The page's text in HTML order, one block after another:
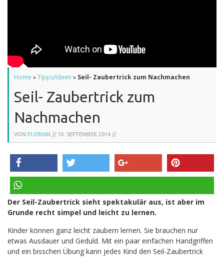
Home »Tipps/Ideen » Seil- Zaubertrick zum Nachmachen
Seil- Zaubertrick zum
Nachmachen
VON FLORIAN // 10. SEPTEMBER 2014 //
teilen
teilen
Der Seil-Zaubertrick sieht spektakulär aus, ist aber im
Grunde recht simpel und leicht zu lernen.
Kinder können ganz leicht zaubern lernen. Sie brauchen nur
etwas Ausdauer und Geduld. Mit ein paar einfachen Handgriffen
und ein bisschen Übung kann jedes Kind den Seil-Zaubertrick